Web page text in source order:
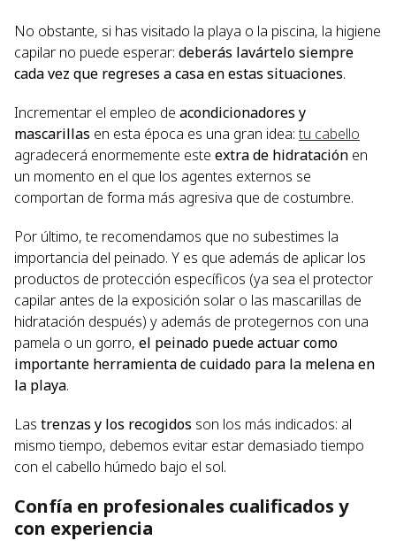
No obstante, si has visitado la playa o la piscina, la higiene
capilar no puede esperar: deberás lavártelo siempre
cada vez que regreses a casa en estas situaciones.
Incrementar el empleo de acondicionadores y
mascarillas en esta época es una gran idea:tu cabello
agradecerá enormemente este extra de hidratación en
un momento en el que los agentes externos se
comportan de forma más agresiva que de costumbre.
Por último, te recomendamos que no subestimes la
importancia del peinado. Y es que además de aplicar los
productos de protección específicos (ya sea el protector
capilar antes de la exposición solar o las mascarillas de
hidratación después) y además de protegernos con una
pamela o un gorro, el peinado puede actuar como
importante herramienta de cuidado para la melena en
la playa.
Las trenzas y los recogidos son los más indicados: al
mismo tiempo, debemos evitar estar demasiado tiempo
con el cabello húmedo bajo el sol.
Confía en profesionales cualificados y
con experiencia